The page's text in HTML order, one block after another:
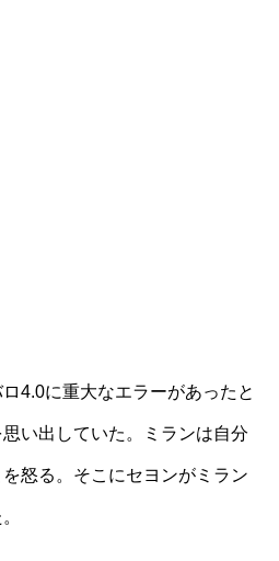
4.0に重大なエラーがあったと
い出していた。ミランは自分
怒る。そこにセヨンがミラン